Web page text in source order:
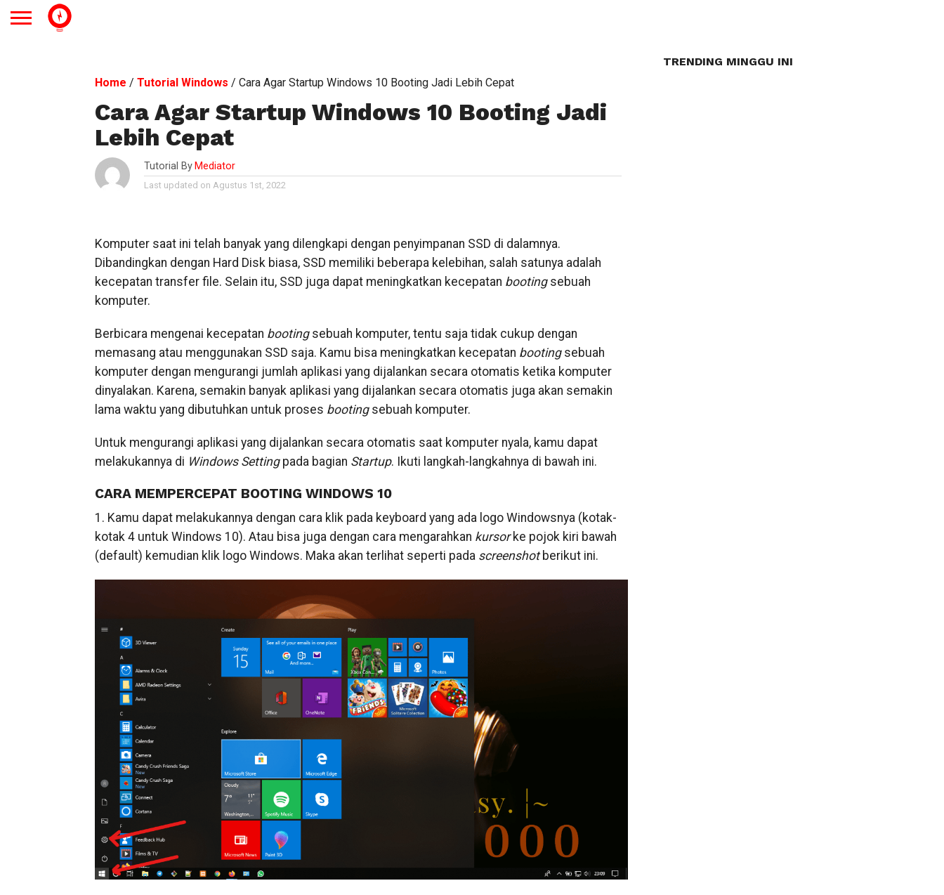
Home / Tutorial Windows / Cara Agar Startup Windows 10 Booting Jadi Lebih Cepat
Cara Agar Startup Windows 10 Booting Jadi
Lebih Cepat
Tutorial By Mediator
Last updated on Agustus 1st, 2022
Komputer saat ini telah banyak yang dilengkapi dengan penyimpanan SSD di dalamnya.
Dibandingkan dengan Hard Disk biasa, SSD memiliki beberapa kelebihan, salah satunya adalah
kecepatan transfer file. Selain itu, SSD juga dapat meningkatkan kecepatan bootingsebuah
komputer.
Berbicara mengenai kecepatan bootingsebuah komputer, tentu saja tidak cukup dengan
memasang atau menggunakan SSD saja. Kamu bisa meningkatkan kecepatan bootingsebuah
komputer dengan mengurangi jumlah aplikasi yang dijalankan secara otomatis ketika komputer
dinyalakan. Karena, semakin banyak aplikasi yang dijalankan secara otomatis juga akan semakin
lama waktu yang dibutuhkan untuk proses bootingsebuah komputer.
Untuk mengurangi aplikasi yang dijalankan secara otomatis saat komputer nyala, kamu dapat
melakukannya di Windows Settingpada bagian Startup. Ikuti langkah-langkahnya di bawah ini.
CARA MEMPERCEPAT BOOTING WINDOWS 10
1. Kamu dapat melakukannya dengan cara klik pada keyboard yang ada logo Windowsnya (kotak-
kotak 4 untuk Windows 10). Atau bisa juga dengan cara mengarahkan kursorke pojok kiri bawah
(default) kemudian klik logo Windows. Maka akan terlihat seperti pada screenshotberikut ini.
TRENDING MINGGU INI